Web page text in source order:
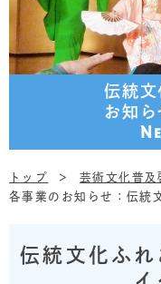
伝統文
お知
トップ
芸術文化普及
各事業のお知らせ：伝統
伝統文化ふれ